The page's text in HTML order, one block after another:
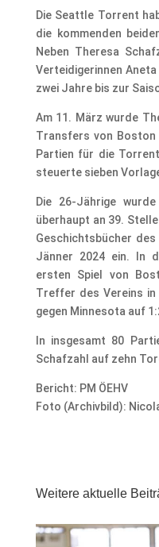
Die Seattle Torrent
die kommenden
Neben Theresa
Verteidigerinnen
zwei Jahre bis zur
Am 11. März wurde
Transfers von
Partien für die
steuerte sieben
Die 26-Jährige
überhaupt an 39.
Geschichtsbücher
Jänner 2024 ein. In
ersten Spiel von
Treffer des Vereins in
gegen Minnesota auf
In insgesamt 80
Schafzahl auf zehn
Bericht: PM ÖEHV
Foto (Archivbild):
Weitere aktuelle